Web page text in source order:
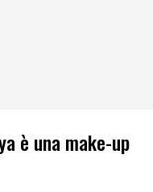
è una make-up